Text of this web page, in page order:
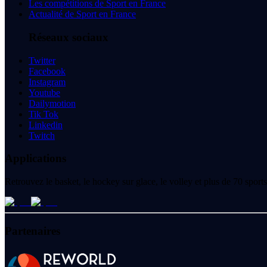
Les compétitions de Sport en France
Actualité de Sport en France
Réseaux sociaux
Twitter
Facebook
Instagram
Youtube
Dailymotion
Tik Tok
Linkedin
Twitch
Applications
Retrouvez le basket, le hockey sur glace, le volley et plus de 70
Partenaires